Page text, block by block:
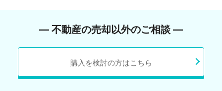
― 不動産の売却以外のご相談 ―
購入を検討の方はこちら